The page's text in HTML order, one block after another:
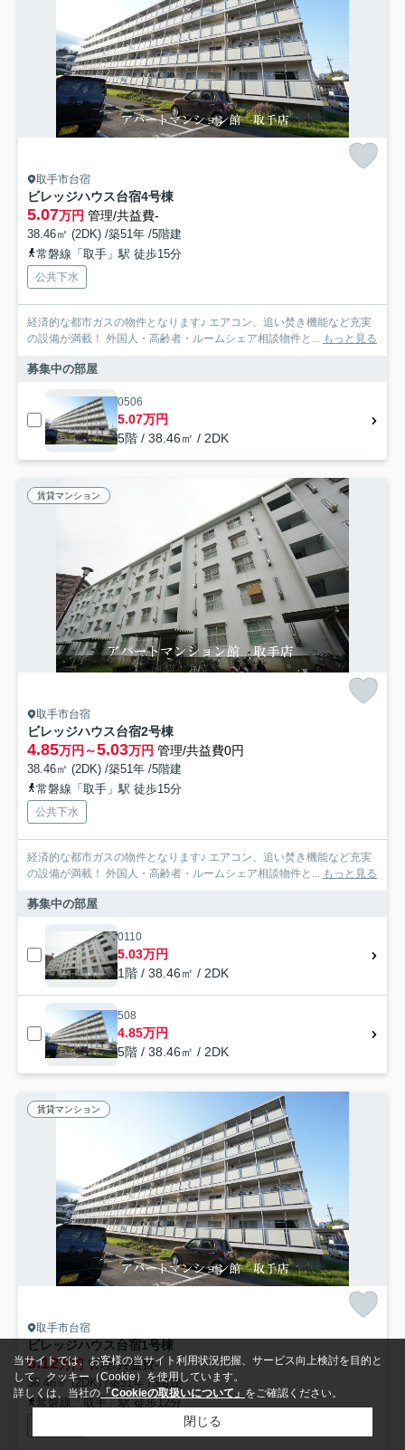
取手市台宿
ビレッジハウス台宿4号棟
5.07万円 管理/共益費-
38.46㎡ (2DK) /築51年 /5階建
常磐線「取手」駅 徒歩15分
公共下水
経済的な都市ガスの物件となります♪ エアコン、追い焚き機能など充実
の設備が満載！ 外国人・高齢者・ルームシェア相談物件と...
もっと見る
募集中の部屋
0506
5.07万円
5階 / 38.46㎡ / 2DK
賃貸マンション
取手市台宿
ビレッジハウス台宿2号棟
4.85万円～5.03万円 管理/共益費0円
38.46㎡ (2DK) /築51年 /5階建
常磐線「取手」駅 徒歩15分
公共下水
経済的な都市ガスの物件となります♪ エアコン、追い焚き機能など充実
の設備が満載！ 外国人・高齢者・ルームシェア相談物件と...
もっと見る
募集中の部屋
0110
5.03万円
1階 / 38.46㎡ / 2DK
508
4.85万円
5階 / 38.46㎡ / 2DK
賃貸マンション
取手市台宿
ビレッジハウス台宿1号棟
5.12万円 管理/共益費-
38.46㎡ (2DK) /築51年 /5階建
常磐線「取手」駅 徒歩12分
当サイトでは、お客様の当サイト利用状況把握、サービス向上検討を目的と
して、クッキー（Cookie）を使用しています。
詳しくは、当社の 「Cookieの取扱いについて」 をご確認ください。
閉じる